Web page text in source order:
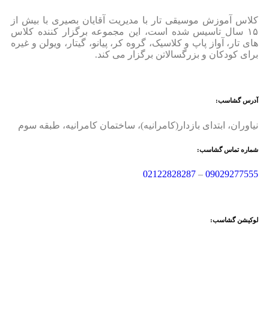
کلاس آموزش موسیقی تار با مدیریت آقایان بصیری با بیش از
۱۵ سال تاسیس شده است، این مجموعه برگزار کننده کلاس
های تار، آواز پاپ و کلاسیک، گروه کر، پیانو، گیتار، ویولن و غیره
برای کودکان و بزرگسالاتن برگزار می کند.
آدرس گشاسب:
نیاوران، ابتدای بازدار(کامرانیه)، ساختمان کامرانیه، طبقه سوم
شماره تماس گشاسب:
09029277555
–
02122828287
لوکیشن گشاسب: